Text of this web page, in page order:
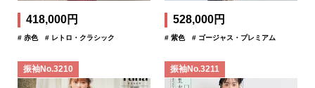
418,000円
# 赤色 # レトロ・クラシック
528,000円
# 紫色 # ゴージャス・プレミアム
振袖No.3210 振袖No.3211